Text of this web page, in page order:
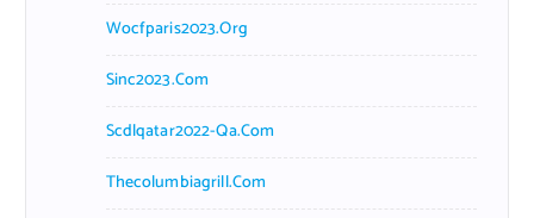
Wocfparis2023.org
Sinc2023.com
Scdlqatar2022-Qa.com
Thecolumbiagrill.com